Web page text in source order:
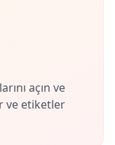
açın ve
ve etiketler